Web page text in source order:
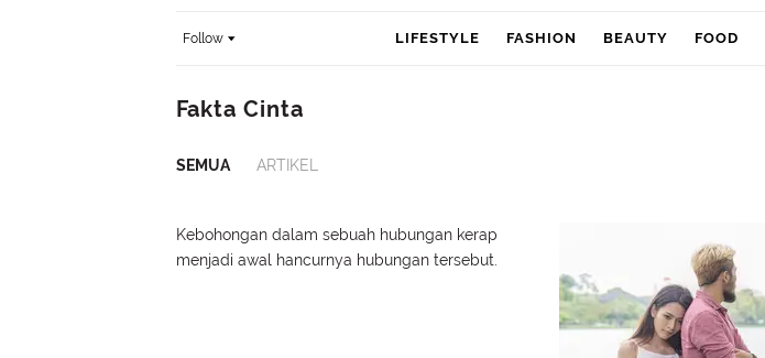
Follow LIFESTYLE FASHION BEAUTY FOOD
Fakta Cinta
SEMUA ARTIKEL
Kebohongan dalam sebuah hubungan kerap
menjadi awal hancurnya hubungan tersebut.